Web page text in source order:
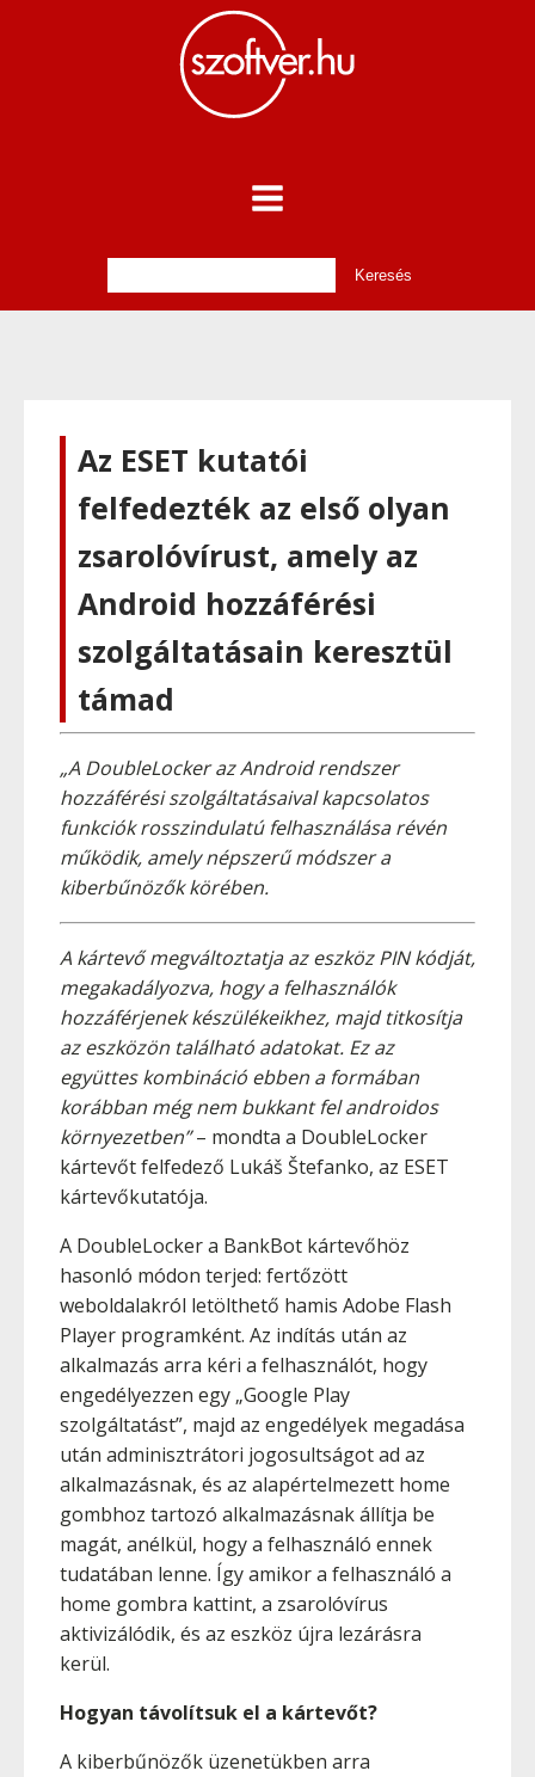
Az ESET kutatói
felfedezték az első olyan
zsarolóvírust, amely az
Android hozzáférési
szolgáltatásain keresztül
támad
„A DoubleLocker az Android rendszer
hozzáférési szolgáltatásaival kapcsolatos
funkciók rosszindulatú felhasználása révén
működik, amely népszerű módszer a
kiberbűnözők körében.
A kártevő megváltoztatja az eszköz PIN kódját,
megakadályozva, hogy a felhasználók
hozzáférjenek készülékeikhez, majd titkosítja
az eszközön található adatokat. Ez az
együttes kombináció ebben a formában
korábban még nem bukkant fel androidos
környezetben”– mondta a DoubleLocker
kártevőt felfedező Lukáš Štefanko, az ESET
kártevőkutatója.
A DoubleLocker a BankBot kártevőhöz
hasonló módon terjed: fertőzött
weboldalakról letölthető hamis Adobe Flash
Player programként. Az indítás után az
alkalmazás arra kéri a felhasználót, hogy
engedélyezzen egy „Google Play
szolgáltatást”, majd az engedélyek megadása
után adminisztrátori jogosultságot ad az
alkalmazásnak, és az alapértelmezett home
gombhoz tartozó alkalmazásnak állítja be
magát, anélkül, hogy a felhasználó ennek
tudatában lenne. Így amikor a felhasználó a
home gombra kattint, a zsarolóvírus
aktivizálódik, és az eszköz újra lezárásra
kerül.
Hogyan távolítsuk el a kártevőt?
A kiberbűnözők üzenetükben arra